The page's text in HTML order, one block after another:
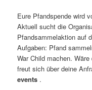
Eure Pfandspende wird
Aktuell sucht die
Pfandsammelaktion auf
Aufgaben: Pfand
War Child machen.
freut sich über deine
events .